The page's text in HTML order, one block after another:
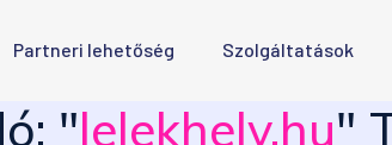
Partneri lehetőség Szolgáltatások
"lelekhely.hu"